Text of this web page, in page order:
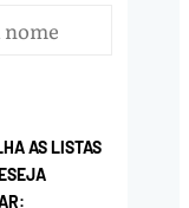
AS LISTAS